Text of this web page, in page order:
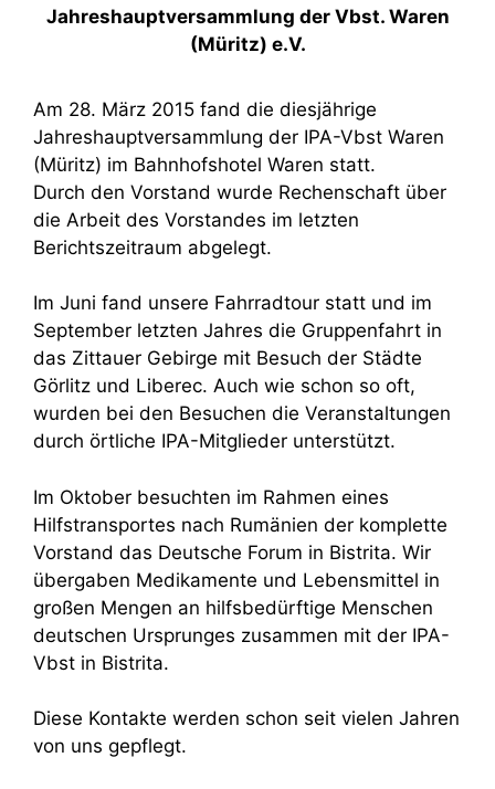
Jahreshauptversammlung der Vbst. Waren
(Müritz) e.V.
Am 28. März 2015 fand die diesjährige
Jahreshauptversammlung der IPA-Vbst Waren
(Müritz) im Bahnhofshotel Waren statt.
Durch den Vorstand wurde Rechenschaft über
die Arbeit des Vorstandes im letzten
Berichtszeitraum abgelegt.
Im Juni fand unsere Fahrradtour statt und im
September letzten Jahres die Gruppenfahrt in
das Zittauer Gebirge mit Besuch der Städte
Görlitz und Liberec. Auch wie schon so oft,
wurden bei den Besuchen die Veranstaltungen
durch örtliche IPA-Mitglieder unterstützt.
Im Oktober besuchten im Rahmen eines
Hilfstransportes nach Rumänien der komplette
Vorstand das Deutsche Forum in Bistrita. Wir
übergaben Medikamente und Lebensmittel in
großen Mengen an hilfsbedürftige Menschen
deutschen Ursprunges zusammen mit der IPA-
Vbst in Bistrita.
Diese Kontakte werden schon seit vielen Jahren
von uns gepflegt.